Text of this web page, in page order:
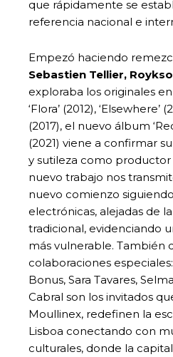
que rápidamente se
referencia nacional e
Empezó haciendo
Sebastien Tellier,
exploraba los originales
‘Flora’ (2012), ‘Elsewhere’
(2017), el nuevo álbum
(2021) viene a confirmar
y sutileza como productor
nuevo trabajo nos
nuevo comienzo
electrónicas, alejadas de
tradicional, evidenciando
más vulnerable. También
colaboraciones
Bonus, Sara Tavares,
Cabral son los invitados
Moullinex, redefinen la
Lisboa conectando con
culturales, donde la